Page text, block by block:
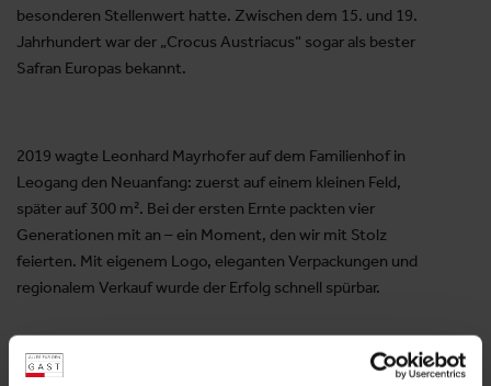
besonderen Stellenwert hatte. Zwischen dem 15. und 19.
Jahrhundert war der „Crocus Austriacus“ sogar als bester
Safran Europas bekannt.
2019 wagte Leonhard Mayrhofer auf dem Familienhof in
Leogang den Neuanfang: zuerst auf einem kleinen Feld,
später auf 300 m². Bei der ersten Ernte packten vier
Generationen mit an – ein Moment, den wir mit Stolz
feierten. Mit eigenem Logo, eleganten Verpackungen und
regionalem Verkauf wurde der Erfolg schnell spürbar.
Seitdem wächst unser Projekt kontinuierlich. Neue Felder